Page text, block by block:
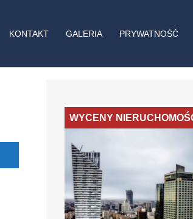
KONTAKT GALERIA PRYWATNOŚĆ
WYCENY